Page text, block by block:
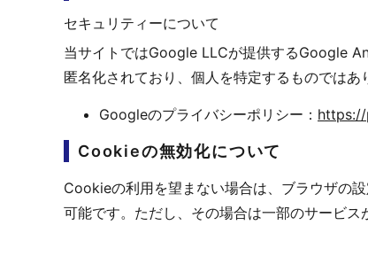
セキュリティーについて
当サイトではGoogle LLCが提供するGoogle
匿名化されており、個人を特定するものではあ
Googleのプライバシーポリシー：
Cookieの無効化について
Cookieの利用を望まない場合は、ブラウザの
可能です。ただし、その場合は一部のサービス